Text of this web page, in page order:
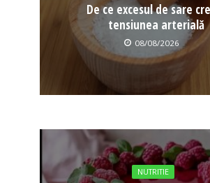
De ce excesul de sare
tensiunea arterială
08/08/2026
NUTRITIE